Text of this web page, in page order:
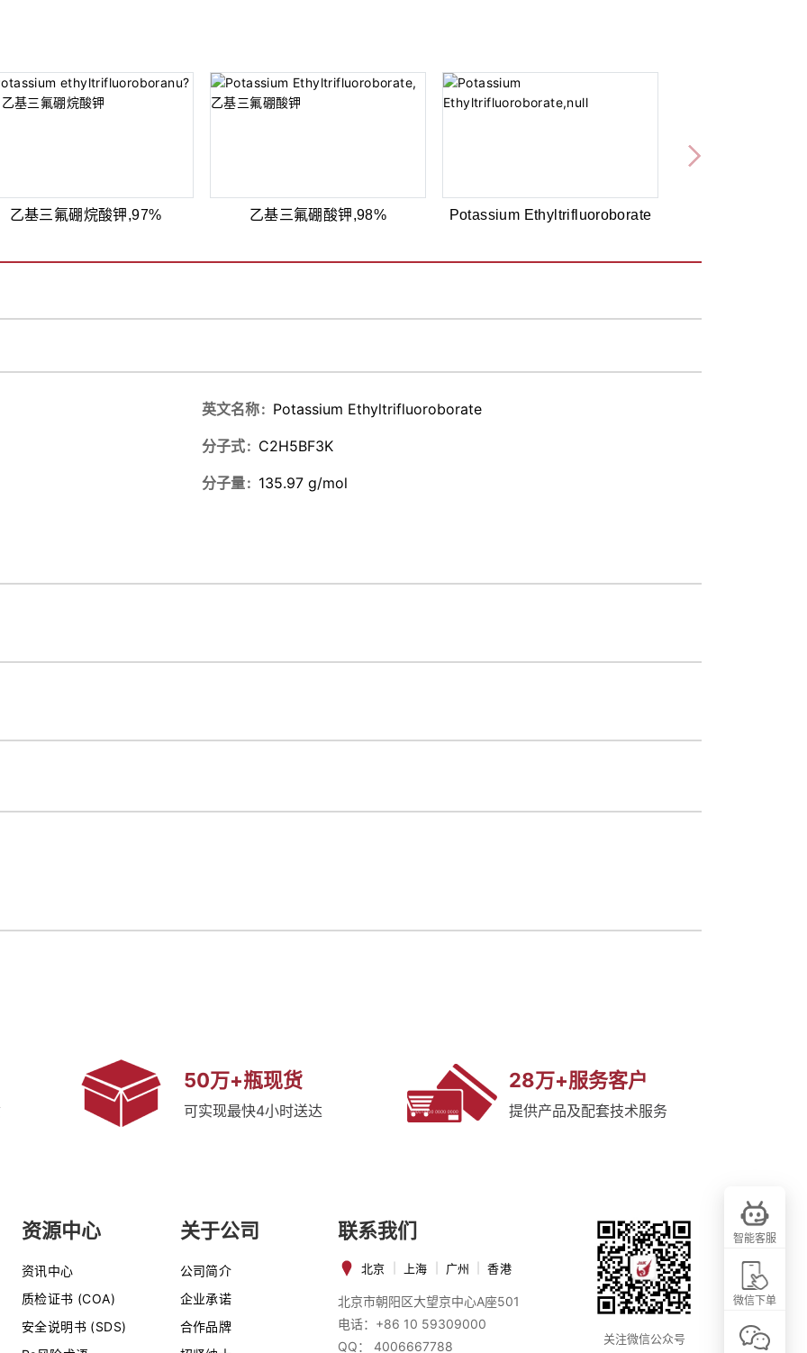
乙基三氟硼烷酸钾,97% 乙基三氟硼酸钾,98% Potassium Ethyltrifluoroborate
英文名称 Potassium Ethyltrifluoroborate
分子式 C2H5BF3K
分子量 135.97 g/mol
50万+瓶现货
可实现最快4小时送达
28万+服务客户
提供产品及配套技术服务
资源中心
资讯中心
质检证书 (COA)
安全说明书 (SDS)
关于公司
公司简介
企业承诺
合作品牌
联系我们
北京 上海 广州 香港
北京市朝阳区大望京中心A座501
电话：+86 10 59309000
QQ： 4006667788
关注微信公众号
智能客服
微信下单